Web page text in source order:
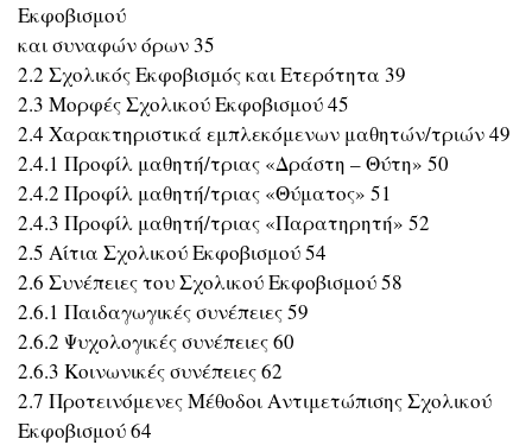
Εκφοβισμού
και συναφών όρων 35
2.2 Σχολικός Εκφοβισμός και Ετερότητα 39
2.3 Μορφές Σχολικού Εκφοβισμού 45
2.4 Χαρακτηριστικά εμπλεκόμενων μαθητών/τριών 49
2.4.1 Προφίλ μαθητή/τριας «Δράστη – Θύτη» 50
2.4.2 Προφίλ μαθητή/τριας «Θύματος» 51
2.4.3 Προφίλ μαθητή/τριας «Παρατηρητή» 52
2.5 Αίτια Σχολικού Εκφοβισμού 54
2.6 Συνέπειες του Σχολικού Εκφοβισμού 58
2.6.1 Παιδαγωγικές συνέπειες 59
2.6.2 Ψυχολογικές συνέπειες 60
2.6.3 Κοινωνικές συνέπειες 62
2.7 Προτεινόμενες Μέθοδοι Αντιμετώπισης Σχολικού
Εκφοβισμού 64